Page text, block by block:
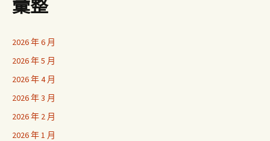
彙整
2026 年 6 月
2026 年 5 月
2026 年 4 月
2026 年 3 月
2026 年 2 月
2026 年 1 月